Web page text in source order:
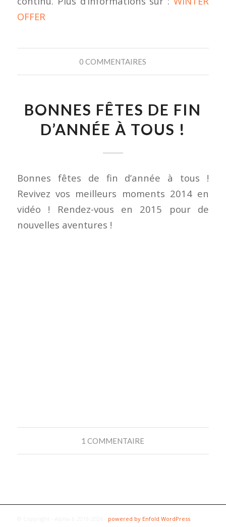
OFFER
0 COMMENTAIRES
BONNES FÊTES DE FIN
D’ANNÉE À TOUS !
Bonnes fêtes de fin d’année à tous !
Revivez vos meilleurs moments 2014 en
vidéo ! Rendez-vous en 2015 pour de
nouvelles aventures !
1 COMMENTAIRE
powered by Enfold WordPress